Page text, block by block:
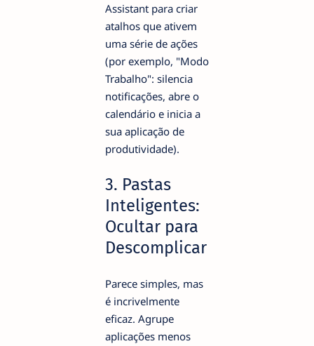
Assistant para criar
atalhos que ativem
uma série de ações
(por exemplo, "Modo
Trabalho": silencia
notificações, abre o
calendário e inicia a
sua aplicação de
produtividade).
3. Pastas
Inteligentes:
Ocultar para
Descomplicar
Parece simples, mas
é incrivelmente
eficaz. Agrupe
aplicações menos